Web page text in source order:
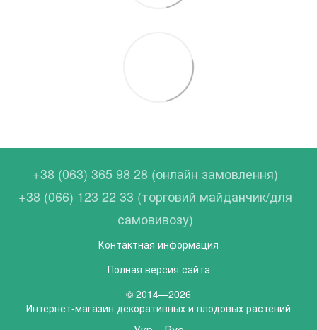
+38 (063) 365 98 28 (онлайн замовлення)
+38 (066) 123 22 33 (торговий майданчик/для
самовивозу)
Контактная информация
Полная версия сайта
© 2014—2026
Интернет-магазин декоративных и плодовых растений